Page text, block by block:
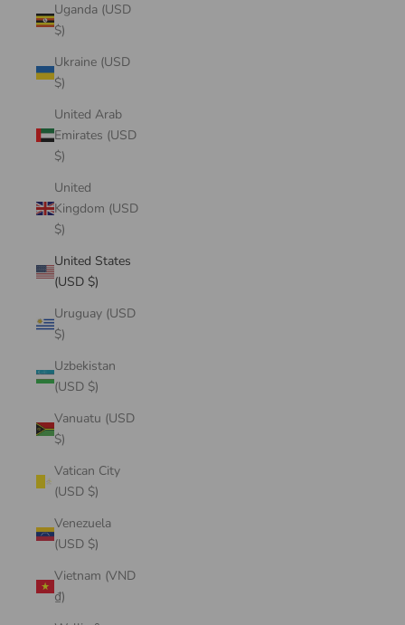
Uganda (USD
$)
Ukraine (USD
$)
United Arab
Emirates (USD
$)
United
Kingdom (USD
$)
United States
(USD $)
Uruguay (USD
$)
Uzbekistan
(USD $)
Vanuatu (USD
$)
Vatican City
(USD $)
Venezuela
(USD $)
Vietnam (VND
₫)